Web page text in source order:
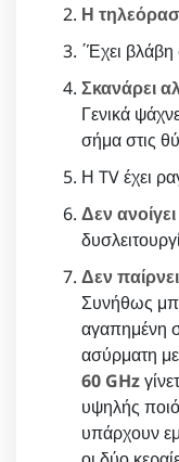
Η
΄Έχει
Σκανάρει
Γενικά
σήμα στις
Η TV έχει
Δεν
Δεν
Συνήθως
αγαπημένη
ασύρματη
60 GHz
υψηλής
υπάρχουν